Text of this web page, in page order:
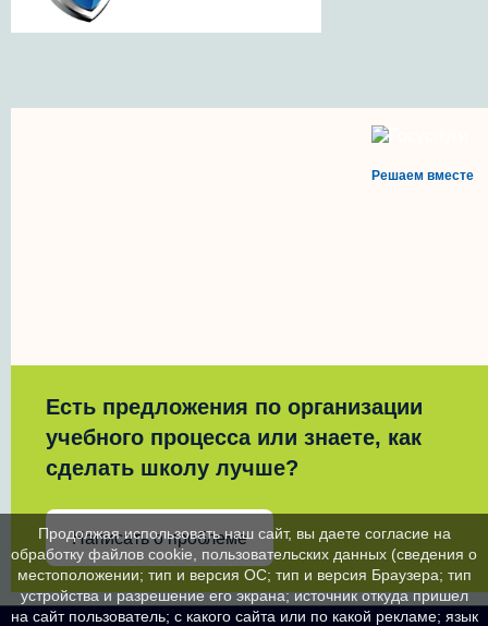
Решаем вместе
Есть предложения по организации
учебного процесса или знаете, как
сделать школу лучше?
Написать о проблеме
Продолжая использовать наш сайт, вы даете согласие на
обработку файлов cookie, пользовательских данных (сведения о
местоположении; тип и версия ОС; тип и версия Браузера; тип
устройства и разрешение его экрана; источник откуда пришел
на сайт пользователь; с какого сайта или по какой рекламе; язык